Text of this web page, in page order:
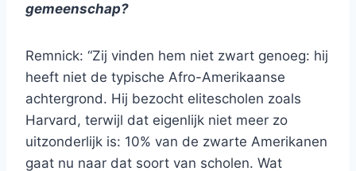
gemeenschap?
Remnick: “Zij vinden hem niet zwart genoeg: hij
heeft niet de typische Afro-Amerikaanse
achtergrond. Hij bezocht elitescholen zoals
Harvard, terwijl dat eigenlijk niet meer zo
uitzonderlijk is: 10% van de zwarte Amerikanen
gaat nu naar dat soort van scholen. Wat